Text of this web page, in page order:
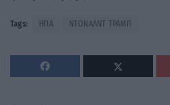
Tags: ΗΠΑ ΝΤΟΝΑΛΝΤ ΤΡΑΜΠ